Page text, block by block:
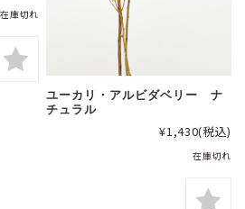
在庫切れ
ユーカリ・アルビダベリー ナ
チュラル
¥1,430(税込)
在庫切れ